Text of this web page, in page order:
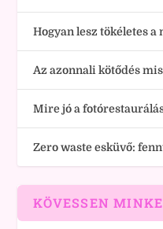
Hogyan lesz tökéletes
Az azonnali kötődés
Mire jó a
Zero waste esküvő:
KÖVESSEN